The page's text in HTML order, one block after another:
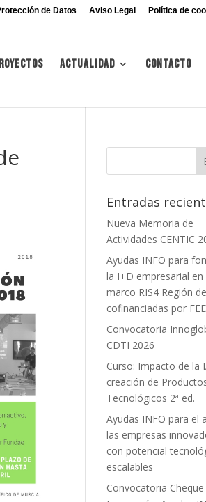
de Datos Aviso Legal Política de
Actualidad Contacto
Entradas
Nueva Memoria de
Actividades CENTIC
Ayudas INFO para
la I+D empresarial en
marco RIS4 Región
cofinanciadas por
Convocatoria
CDTI 2026
Curso: Impacto de la
creación de
Tecnológicos 2ª ed.
Ayudas INFO para el
las empresas
con potencial
escalables
Convocatoria Cheque